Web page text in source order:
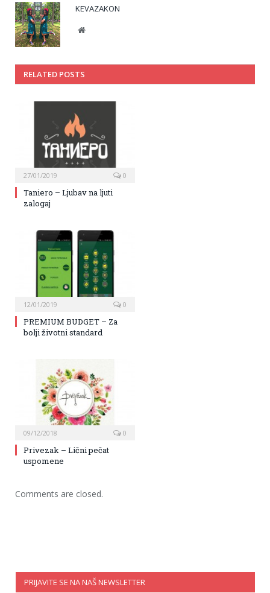
KEVAZAKON
Website
RELATED POSTS
27/01/2019 0
Taniero – Ljubav na ljuti
zalogaj
12/01/2019 0
PREMIUM BUDGET – Za
bolji životni standard
09/12/2018 0
Privezak – Lični pečat
uspomene
Comments are closed.
PRIJAVITE SE NA NAŠ NEWSLETTER